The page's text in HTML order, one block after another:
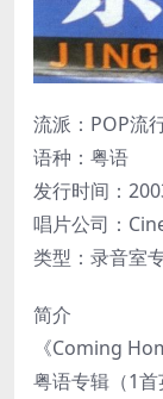
流派：POP流
语种：粤语
发行时间：
唱片公司：
类型：录音室
简介
《Coming
粤语专辑（1